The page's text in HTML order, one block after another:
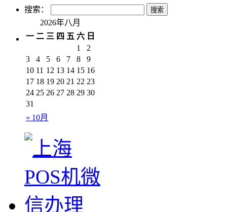
搜索：
2026年八月
一 二 三 四 五 六 日
« 10月
1
2
3
4 5 6 7 8
9
10 11 12 13 14 15 16
17 18 19 20 21 22 23
24 25 26 27 28 29 30
31